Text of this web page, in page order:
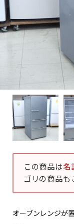
この商品は名
ゴリの商品も
オーブンレンジが